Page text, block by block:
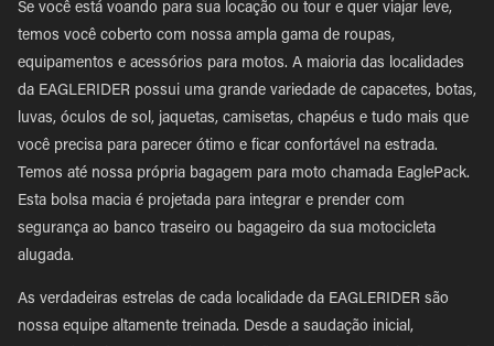
Se você está voando para sua locação ou tour e quer viajar leve,
temos você coberto com nossa ampla gama de roupas,
equipamentos e acessórios para motos. A maioria das localidades
da EAGLERIDER possui uma grande variedade de capacetes, botas,
luvas, óculos de sol, jaquetas, camisetas, chapéus e tudo mais que
você precisa para parecer ótimo e ficar confortável na estrada.
Temos até nossa própria bagagem para moto chamada EaglePack.
Esta bolsa macia é projetada para integrar e prender com
segurança ao banco traseiro ou bagageiro da sua motocicleta
alugada.
As verdadeiras estrelas de cada localidade da EAGLERIDER são
nossa equipe altamente treinada. Desde a saudação inicial,